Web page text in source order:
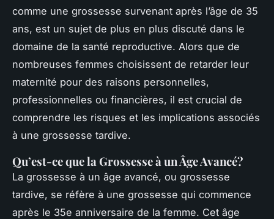
comme une grossesse survenant après l’âge de 35
ans, est un sujet de plus en plus discuté dans le
domaine de la santé reproductive. Alors que de
nombreuses femmes choisissent de retarder leur
maternité pour des raisons personnelles,
professionnelles ou financières, il est crucial de
comprendre les risques et les implications associés
à une grossesse tardive.
Qu’est-ce que la Grossesse à un Âge Avancé?
La grossesse à un âge avancé, ou grossesse
tardive, se réfère à une grossesse qui commence
après le 35e anniversaire de la femme. Cet âge